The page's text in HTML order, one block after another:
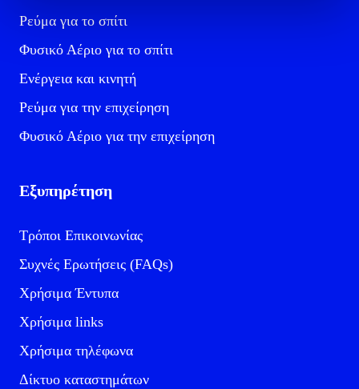
Ρεύμα για το σπίτι
Φυσικό Αέριο για το σπίτι
Ενέργεια και κινητή
Ρεύμα για την επιχείρηση
Φυσικό Αέριο για την επιχείρηση
Εξυπηρέτηση
Τρόποι Επικοινωνίας
Συχνές Ερωτήσεις (FAQs)
Χρήσιμα Έντυπα
Χρήσιμα links
Χρήσιμα τηλέφωνα
Δίκτυο καταστημάτων